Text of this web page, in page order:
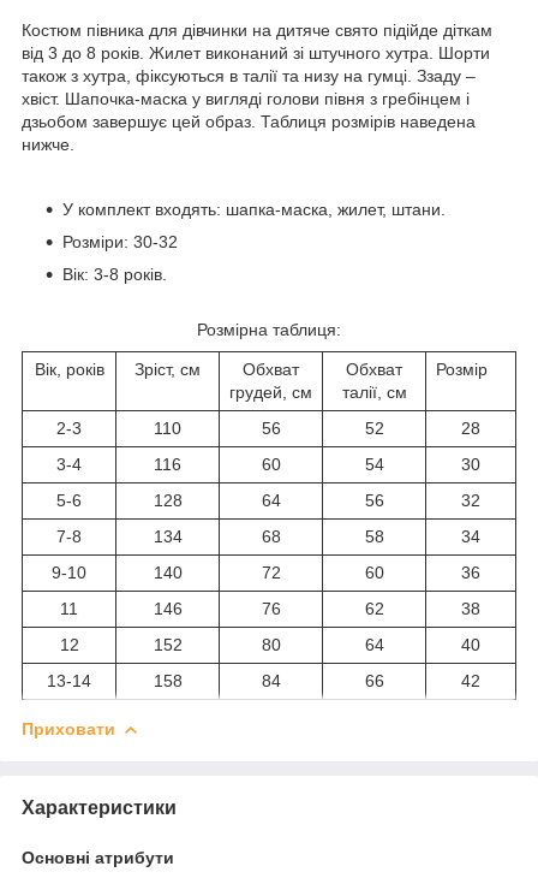
Костюм півника для дівчинки на дитяче свято підійде діткам
від 3 до 8 років. Жилет виконаний зі штучного хутра. Шорти
також з хутра, фіксуються в талії та низу на гумці. Ззаду –
хвіст. Шапочка-маска у вигляді голови півня з гребінцем і
дзьобом завершує цей образ. Таблиця розмірів наведена
нижче.
У комплект входять: шапка-маска, жилет, штани.
Розміри: 30-32
Вік: 3-8 років.
Розмірна таблиця:
Вік, років Зріст, см
Обхват
грудей, см
Обхват
талії, см
Розмір
2-3 110 56 52
28
3-4
116 60 54
30
5-6
128 64 56
32
7-8
134 68 58
34
9-10
140 72 60
36
11
146 76 62
38
12
152 80 64
40
13-14
158 84 66 42
Приховати
Характеристики
Основні атрибути